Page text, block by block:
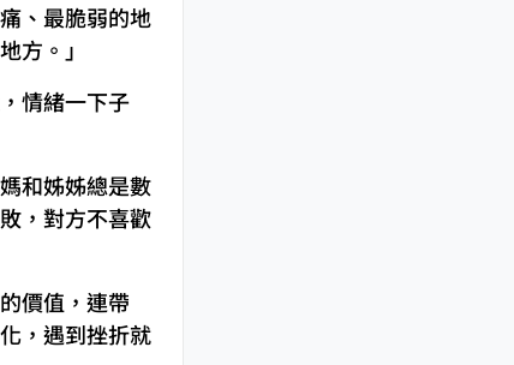
、最脆弱的地
方。」
情緒一下子
和姊姊總是數
，對方不喜歡
價值，連帶
，遇到挫折就